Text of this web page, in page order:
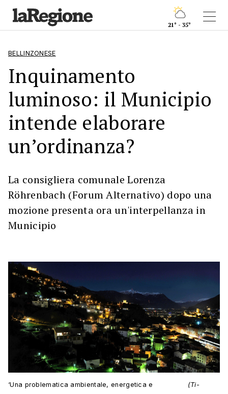
21° - 35°
BELLINZONESE
Inquinamento
luminoso: il Municipio
intende elaborare
un’ordinanza?
La consigliera comunale Lorenza
Röhrenbach (Forum Alternativo) dopo una
mozione presenta ora un'interpellanza in
Municipio
‘Una problematica ambientale, energetica e (Ti-